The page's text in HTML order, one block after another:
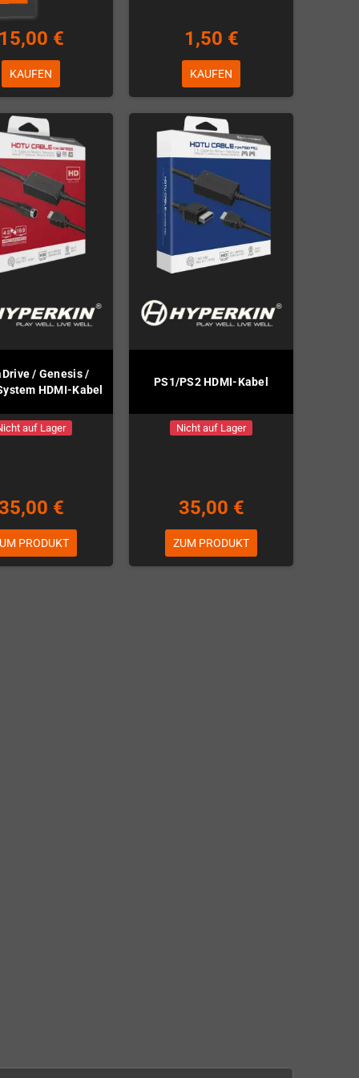
15,00 €
KAUFEN
1,50 €
KAUFEN
/ Genesis /
HDMI-Kabel
auf Lager
€
PRODUKT
PS1/PS2 HDMI-Kabel
Nicht auf Lager
35,00 €
ZUM PRODUKT